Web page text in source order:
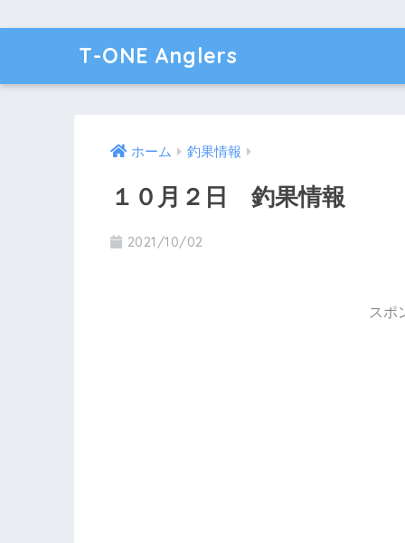
T-ONE Anglers
ホーム 釣果情報
１０月２日 釣果情報
2021/10/02
スポ